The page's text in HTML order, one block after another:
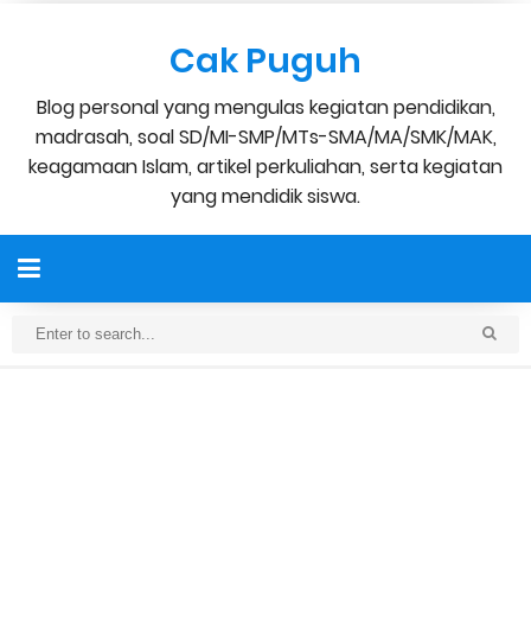
Cak Puguh
Blog personal yang mengulas kegiatan pendidikan,
madrasah, soal SD/MI-SMP/MTs-SMA/MA/SMK/MAK,
keagamaan Islam, artikel perkuliahan, serta kegiatan
yang mendidik siswa.